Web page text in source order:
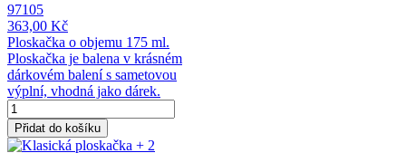
97105
363,00 Kč
Ploskačka o objemu 175 ml.
Ploskačka je balena v krásném
dárkovém balení s sametovou
výplní, vhodná jako dárek.
Přidat do košíku